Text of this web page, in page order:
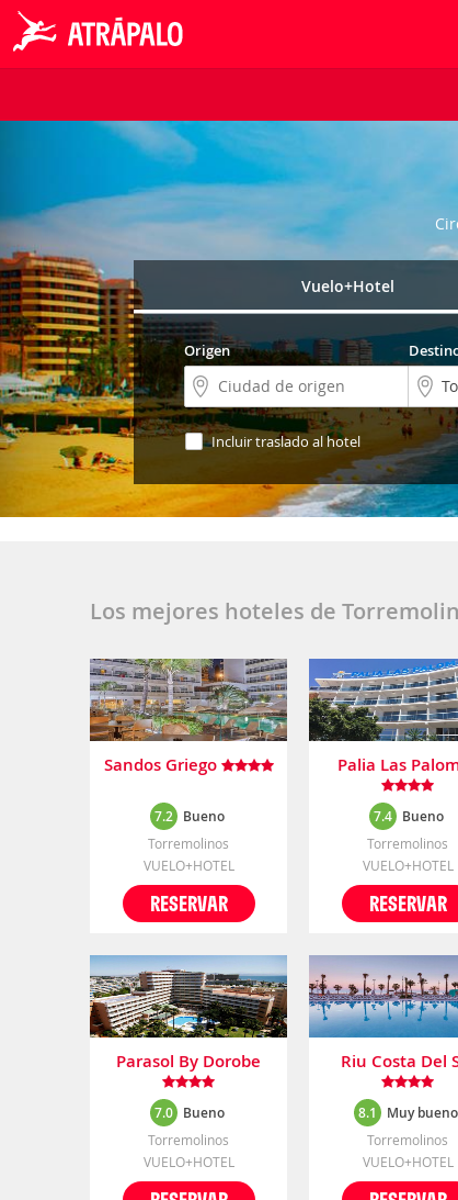
Vuelo+Hotel
Origen
Incluir traslado al hotel
Los mejores hoteles de
Sandos Griego
7.2 Bueno
Torremolinos
VUELO+HOTEL
RESERVAR
Palia Las
7.4 Bueno
Torremolinos
VUELO+HOTEL
RESERVAR
Parasol By Dorobe
7.0 Bueno
Torremolinos
VUELO+HOTEL
Riu Costa Del
8.1 Muy bueno
Torremolinos
VUELO+HOTEL